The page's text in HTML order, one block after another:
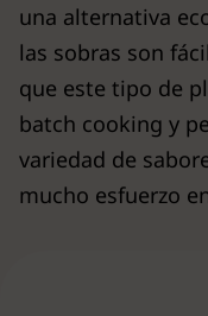
una alternativa
las sobras son
que este tipo de
batch cooking y
variedad de
mucho esfuerzo